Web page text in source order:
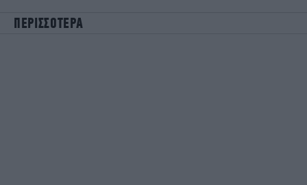
ΠΕΡΙΣΣΟΤΕΡΑ